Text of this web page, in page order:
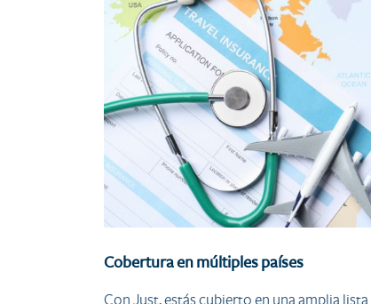
Cobertura en múltiples países
Con Just, estás cubierto en una amplia